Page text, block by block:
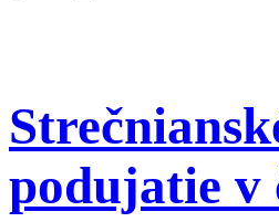
podujatie v